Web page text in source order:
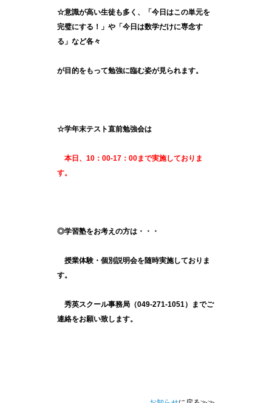
☆意識が高い生徒も多く、「今日はこの単元を
完璧にする！」や「今日は数学だけに専念す
る」など各々
が目的をもって勉強に臨む姿が見られます。
☆学年末テスト直前勉強会は
本日、10：00-17：00まで実施しておりま
す。
◎学習塾をお考えの方は・・・
授業体験・個別説明会を随時実施しておりま
す。
秀英スクール事務局（049-271-1051）までご
連絡をお願い致します。